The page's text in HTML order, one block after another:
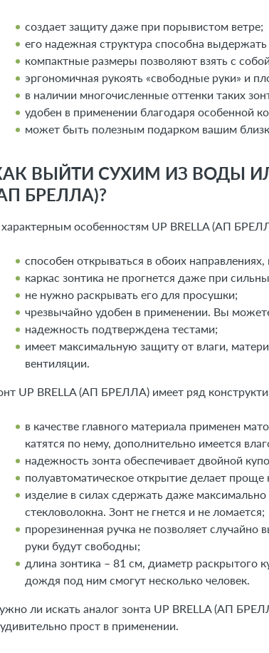
создает защиту даже при порывистом ветре;
его надежная структура способна
компактные размеры позволяют взять с
эргономичная рукоять «свободные руки» и
в наличии многочисленные оттенки таких
удобен в применении благодаря особенной
может быть полезным подарком вашим
ВЫЙТИ СУХИМ ИЗ ВОДЫ
БРЕЛЛА)?
особенностям UP BRELLA (АП
способен открываться в обоих
каркас зонтика не прогнется даже при
не нужно раскрывать его для просушки;
чрезвычайно удобен в применении. Вы
надежность подтверждена тестами;
имеет максимальную защиту от влаги,
вентиляции.
UP BRELLA (АП БРЕЛЛА) имеет ряд
в качестве главного материала применен
катятся по нему, дополнительно имеется
надежность зонта обеспечивает двойной
полуавтоматическое открытие делает проще
изделие в силах сдержать даже
стекловолокна. Зонт не гнется и не ломается;
прорезиненная ручка не позволяет
руки будут свободны;
длина зонтика – 81 см, диаметр раскрытого
дождя под ним смогут несколько человек.
ли искать аналог зонта UP BRELLA (АП
прост в применении.